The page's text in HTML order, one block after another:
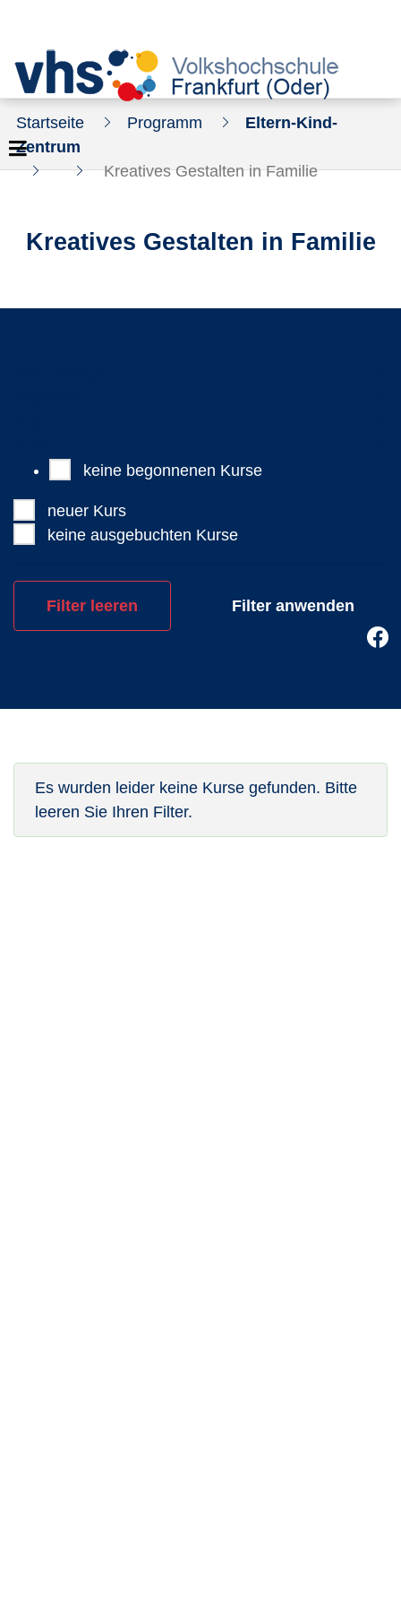
Startseite Programm
Eltern-Kind-
Zentrum
Kreatives Gestalten in Familie
Kreatives Gestalten in Familie
keine begonnenen Kurse
neuer Kurs
keine ausgebuchten Kurse
Filter leeren
Es wurden leider keine Kurse gefunden. Bitte
leeren Sie Ihren Filter.